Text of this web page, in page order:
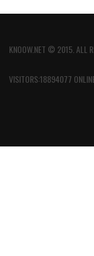
KNOOW.NET © 2015. ALL
VISITORS:18894077